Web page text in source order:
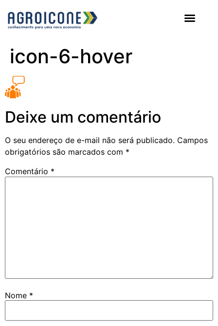
icon-6-hover
Deixe um comentário
O seu endereço de e-mail não será publicado. Campos
obrigatórios são marcados com *
Comentário *
Nome *